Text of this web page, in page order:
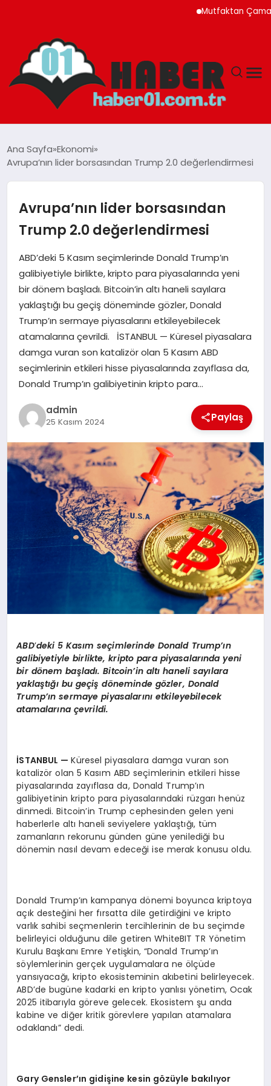
Mutfaktan Çamaşır
ADANA
YAŞAM
GÜNDEM
TEKNOLOJI
Ana Sayfa Ekonomi
Avrupa’nın lider borsasından Trump 2.0 değerlendirmesi
Avrupa’nın lider borsasından
Trump 2.0 değerlendirmesi
ABD’deki 5 Kasım seçimlerinde Donald Trump’ın
galibiyetiyle birlikte, kripto para piyasalarında yeni
bir dönem başladı. Bitcoin’in altı haneli sayılara
yaklaştığı bu geçiş döneminde gözler, Donald
Trump’ın sermaye piyasalarını etkileyebilecek
atamalarına çevrildi. İSTANBUL — Küresel piyasalara
damga vuran son katalizör olan 5 Kasım ABD
seçimlerinin etkileri hisse piyasalarında zayıflasa da,
Donald Trump’ın galibiyetinin kripto para…
admin
25 Kasım 2024 Paylaş
ABD’deki 5 Kasım seçimlerinde Donald Trump’ın
galibiyetiyle birlikte, kripto para piyasalarında yeni
bir dönem başladı. Bitcoin’in altı haneli sayılara
yaklaştığı bu geçiş döneminde gözler, Donald
Trump’ın sermaye piyasalarını etkileyebilecek
atamalarına çevrildi.
İSTANBUL —Küresel piyasalara damga vuran son
katalizör olan 5 Kasım ABD seçimlerinin etkileri hisse
piyasalarında zayıflasa da, Donald Trump’ın
galibiyetinin kripto para piyasalarındaki rüzgarı henüz
dinmedi. Bitcoin’in Trump cephesinden gelen yeni
haberlerle altı haneli seviyelere yaklaştığı, tüm
zamanların rekorunu günden güne yenilediği bu
dönemin nasıl devam edeceği ise merak konusu oldu.
Donald Trump’ın kampanya dönemi boyunca kriptoya
açık desteğini her fırsatta dile getirdiğini ve kripto
varlık sahibi seçmenlerin tercihlerinin de bu seçimde
belirleyici olduğunu dile getiren WhiteBIT TR Yönetim
Kurulu Başkanı Emre Yetişkin, “Donald Trump’ın
söylemlerinin gerçek uygulamalara ne ölçüde
yansıyacağı, kripto ekosisteminin akıbetini belirleyecek.
ABD’de bugüne kadarki en kripto yanlısı yönetim, Ocak
2025 itibarıyla göreve gelecek. Ekosistem şu anda
kabine ve diğer kritik görevlere yapılan atamalara
odaklandı” dedi.
Gary Gensler’ın gidişine kesin gözüyle bakılıyor